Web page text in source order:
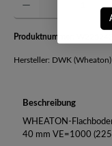
Produktnummer:
Hersteller: DWK (Wheaton)
Beschreibung
WHEATON-
40 mm VE=1000